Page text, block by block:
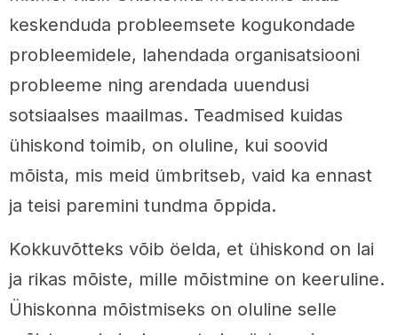
keskenduda probleemsete kogukondade
probleemidele, lahendada organisatsiooni
probleeme ning arendada uuendusi
sotsiaalses maailmas. Teadmised kuidas
ühiskond toimib, on oluline, kui soovid
mõista, mis meid ümbritseb, vaid ka ennast
ja teisi paremini tundma õppida.
Kokkuvõtteks võib öelda, et ühiskond on lai
ja rikas mõiste, mille mõistmine on keeruline.
Ühiskonna mõistmiseks on oluline selle